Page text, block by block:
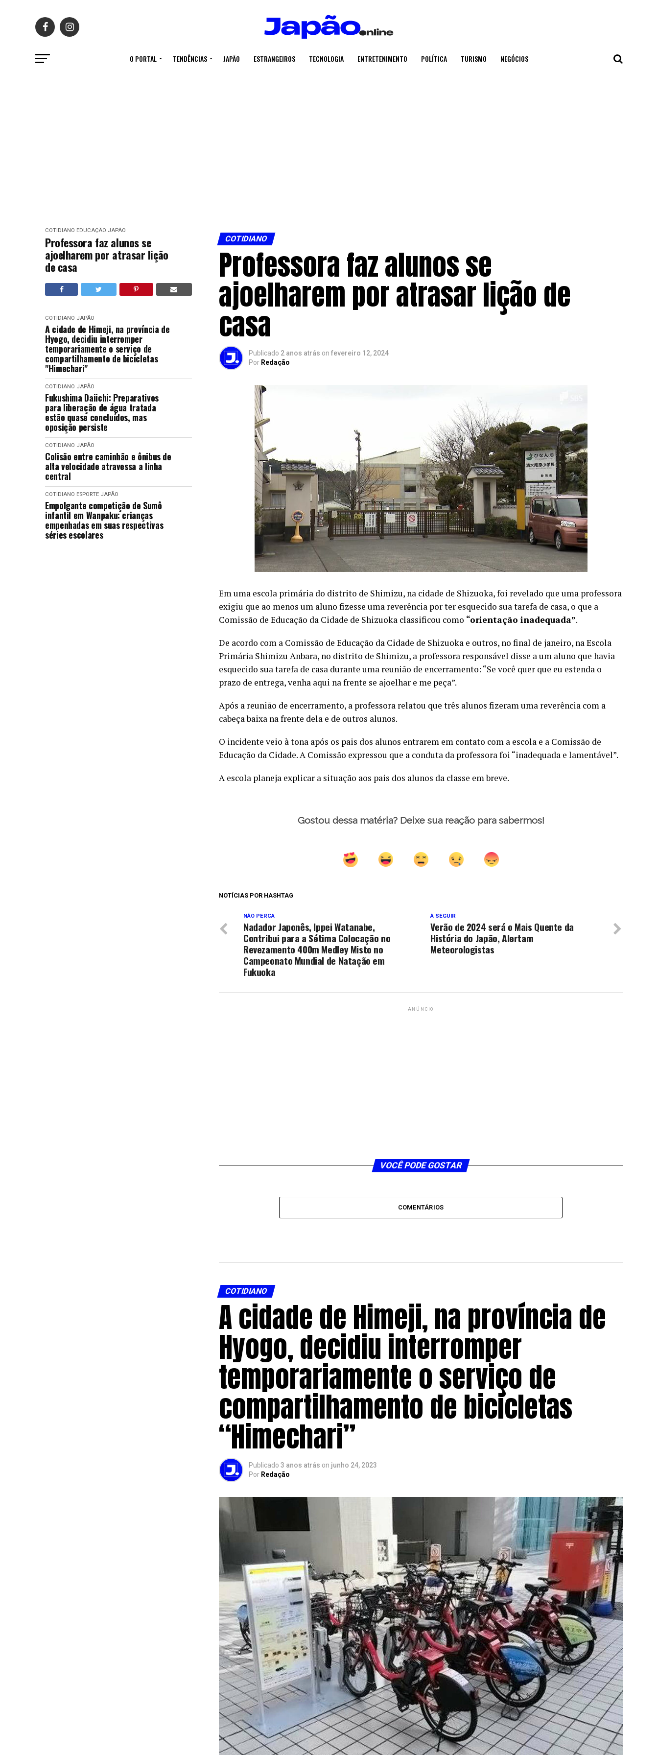
O PORTAL TENDÊNCIAS JAPÃO ESTRANGEIROS TECNOLOGIA ENTRETENIMENTO POLÍTICA TURISMO NEGÓCIOS
COTIDIANO EDUCAÇÃO JAPÃO
Professora faz alunos se
ajoelharem por atrasar lição
de casa
COTIDIANO JAPÃO
A cidade de Himeji, na província de
Hyogo, decidiu interromper
temporariamente o serviço de
compartilhamento de bicicletas
"Himechari"
COTIDIANO JAPÃO
Fukushima Daiichi: Preparativos
para liberação de água tratada
estão quase concluídos, mas
oposição persiste
COTIDIANO JAPÃO
Colisão entre caminhão e ônibus de
alta velocidade atravessa a linha
central
COTIDIANO ESPORTE JAPÃO
Empolgante competição de Sumô
infantil em Wanpaku: crianças
empenhadas em suas respectivas
séries escolares
COTIDIANO
Professora faz alunos se
ajoelharem por atrasar lição de
casa
Publicado 2 anos atrás on fevereiro 12, 2024
Por Redação
Em uma escola primária do distrito de Shimizu, na cidade de Shizuoka, foi revelado que uma professora
exigiu que ao menos um aluno fizesse uma reverência por ter esquecido sua tarefa de casa, o que a
Comissão de Educação da Cidade de Shizuoka classificou como “orientação inadequada”.
De acordo com a Comissão de Educação da Cidade de Shizuoka e outros, no final de janeiro, na Escola
Primária Shimizu Anbara, no distrito de Shimizu, a professora responsável disse a um aluno que havia
esquecido sua tarefa de casa durante uma reunião de encerramento: “Se você quer que eu estenda o
prazo de entrega, venha aqui na frente se ajoelhar e me peça”.
Após a reunião de encerramento, a professora relatou que três alunos fizeram uma reverência com a
cabeça baixa na frente dela e de outros alunos.
O incidente veio à tona após os pais dos alunos entrarem em contato com a escola e a Comissão de
Educação da Cidade. A Comissão expressou que a conduta da professora foi “inadequada e lamentável”.
A escola planeja explicar a situação aos pais dos alunos da classe em breve.
Gostou dessa matéria? Deixe sua reação para sabermos!
NOTÍCIAS POR HASHTAG
À SEGUIR
Verão de 2024 será o Mais Quente da
História do Japão, Alertam
Meteorologistas
NÃO PERCA
Nadador Japonês, Ippei Watanabe,
Contribui para a Sétima Colocação no
Revezamento 400m Medley Misto no
Campeonato Mundial de Natação em
Fukuoka
ANÚNCIO
VOCÊ PODE GOSTAR
COMENTÁRIOS
COTIDIANO
A cidade de Himeji, na província de
Hyogo, decidiu interromper
temporariamente o serviço de
compartilhamento de bicicletas
“Himechari”
Publicado 3 anos atrás on junho 24, 2023
Por Redação